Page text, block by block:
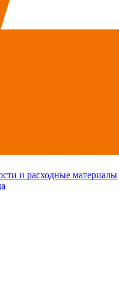
и расходные материалы